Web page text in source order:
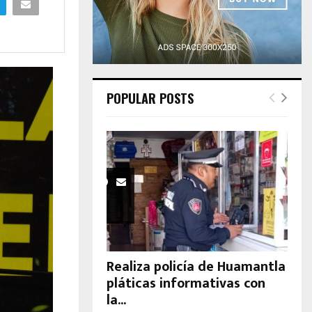
POPULAR POSTS
Realiza policía de Huamantla
pláticas informativas con
la...